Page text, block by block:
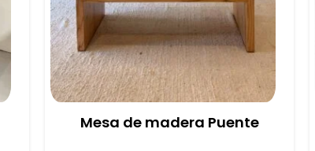
Mesa de madera Puente